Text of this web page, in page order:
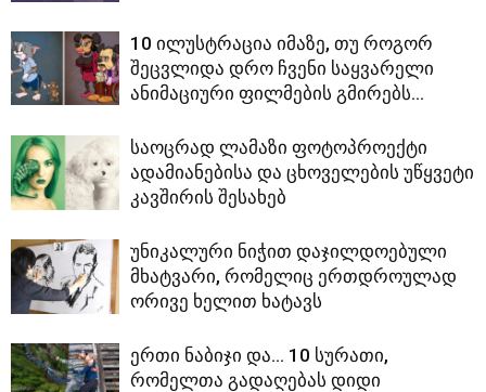
10 ილუსტრაცია იმაზე, თუ როგორ
შეცვლიდა დრო ჩვენი საყვარელი
ანიმაციური ფილმების გმირებს…
საოცრად ლამაზი ფოტოპროექტი
ადამიანებისა და ცხოველების უწყვეტი
კავშირის შესახებ
უნიკალური ნიჭით დაჯილდოებული
მხატვარი, რომელიც ერთდროულად
ორივე ხელით ხატავს
ერთი ნაბიჯი და… 10 სურათი,
რომელთა გადაღებას დიდი